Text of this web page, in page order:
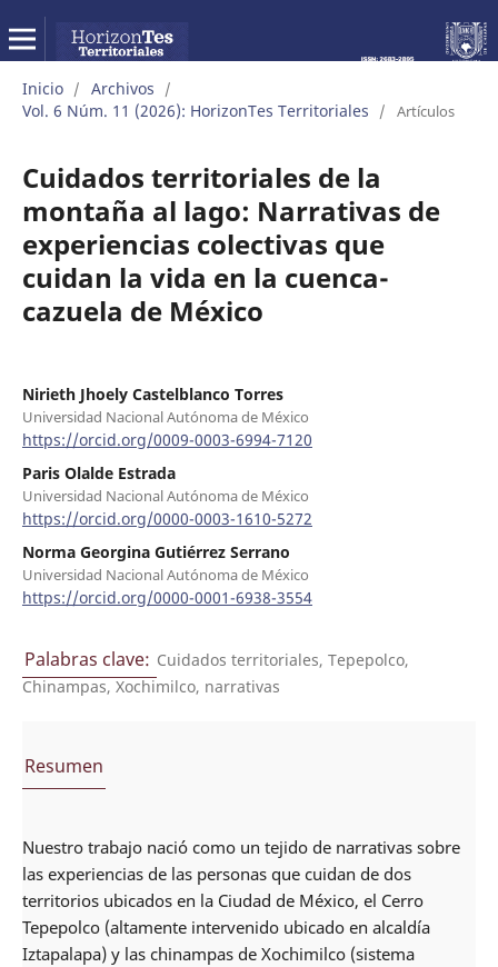
Inicio / Archivos /
Vol. 6 Núm. 11 (2026): HorizonTes Territoriales / Artículos
Cuidados territoriales de la
montaña al lago: Narrativas de
experiencias colectivas que
cuidan la vida en la cuenca-
cazuela de México
Nirieth Jhoely Castelblanco Torres
Universidad Nacional Autónoma de México
https://orcid.org/0009-0003-6994-7120
Paris Olalde Estrada
Universidad Nacional Autónoma de México
https://orcid.org/0000-0003-1610-5272
Norma Georgina Gutiérrez Serrano
Universidad Nacional Autónoma de México
https://orcid.org/0000-0001-6938-3554
Palabras clave: Cuidados territoriales, Tepepolco,
Chinampas, Xochimilco, narrativas
Resumen
Nuestro trabajo nació como un tejido de narrativas sobre
las experiencias de las personas que cuidan de dos
territorios ubicados en la Ciudad de México, el Cerro
Tepepolco (altamente intervenido ubicado en alcaldía
Iztapalapa) y las chinampas de Xochimilco (sistema